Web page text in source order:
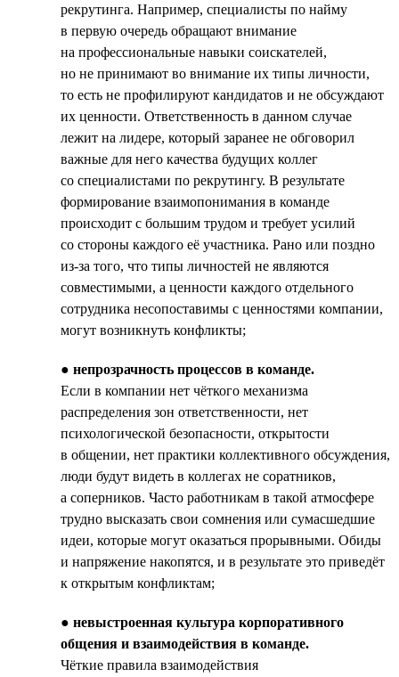
рекрутинга. Например, специалисты по найму
в первую очередь обращают внимание
на профессиональные навыки соискателей,
но не принимают во внимание их типы личности,
то есть не профилируют кандидатов и не обсуждают
их ценности. Ответственность в данном случае
лежит на лидере, который заранее не обговорил
важные для него качества будущих коллег
со специалистами по рекрутингу. В результате
формирование взаимопонимания в команде
происходит с большим трудом и требует усилий
со стороны каждого её участника. Рано или поздно
из-за того, что типы личностей не являются
совместимыми, а ценности каждого отдельного
сотрудника несопоставимы с ценностями компании,
могут возникнуть конфликты;
● непрозрачность процессов в команде.
Если в компании нет чёткого механизма
распределения зон ответственности, нет
психологической безопасности, открытости
в общении, нет практики коллективного обсуждения,
люди будут видеть в коллегах не соратников,
а соперников. Часто работникам в такой атмосфере
трудно высказать свои сомнения или сумасшедшие
идеи, которые могут оказаться прорывными. Обиды
и напряжение накопятся, и в результате это приведёт
к открытым конфликтам;
● невыстроенная культура корпоративного
общения и взаимодействия в команде.
Чёткие правила взаимодействия